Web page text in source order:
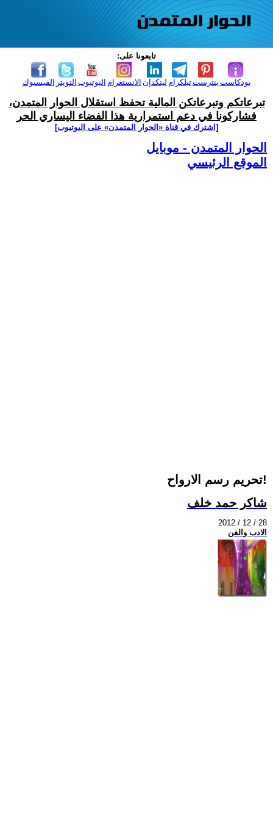
تابعونا على:
الفيسبوك التويتر اليوتيوب الانستغرام لينكدإن تيلكرامبنترست بودكاست
تبرعاتكم وتبرعاتكن المالية تحفظ استقلال الحوار المتمدن،
فشاركونا في دعم استمرارية هذا الفضاء اليساري الحر
[اشترك في قناة ‫«الحوار المتمدن» على اليوتيوب]
الحوار المتمدن - موبايل
الموقع الرئيسي
تحريم رسم الارواح!
شاكر حمد خلف
2012 / 12 / 28
الادب والفن